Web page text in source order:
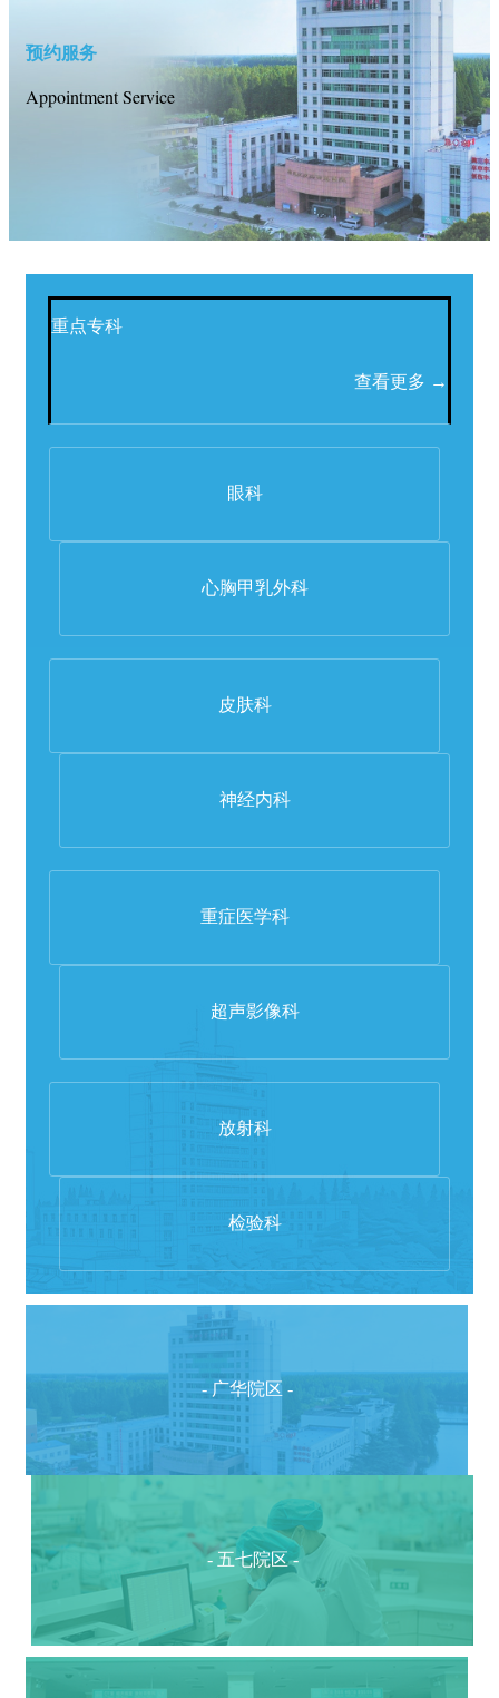
预约服务
Appointment Service
重点专科
查看更多 →
眼科
心胸甲乳外科
皮肤科
神经内科
重症医学科
超声影像科
放射科
检验科
- 广华院区 -
- 五七院区 -